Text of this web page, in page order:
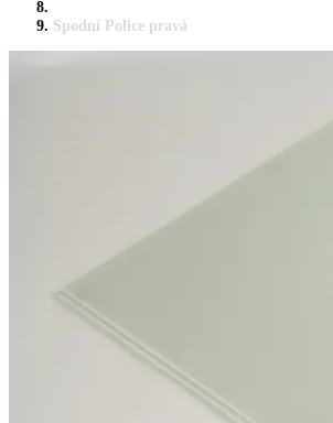
Spodní Police pravá